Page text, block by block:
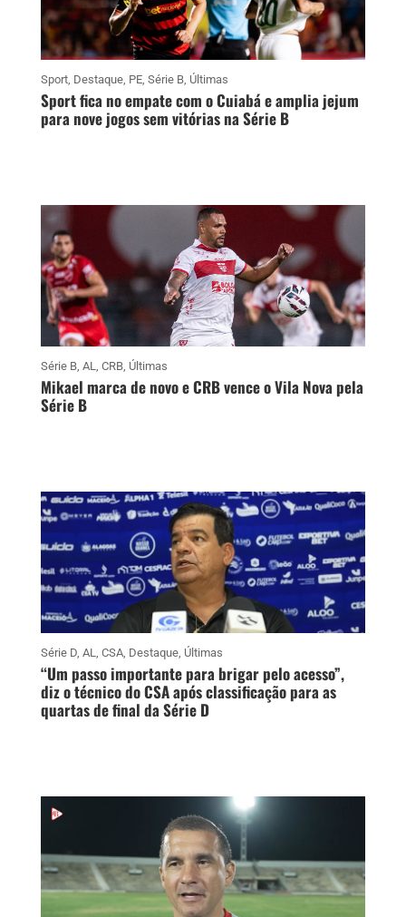
Sport, Destaque, PE, Série B, Últimas
Sport fica no empate com o Cuiabá e amplia jejum
para nove jogos sem vitórias na Série B
Série B, AL, CRB, Últimas
Mikael marca de novo e CRB vence o Vila Nova pela
Série B
Série D, AL, CSA, Destaque, Últimas
“Um passo importante para brigar pelo acesso”,
diz o técnico do CSA após classificação para as
quartas de final da Série D